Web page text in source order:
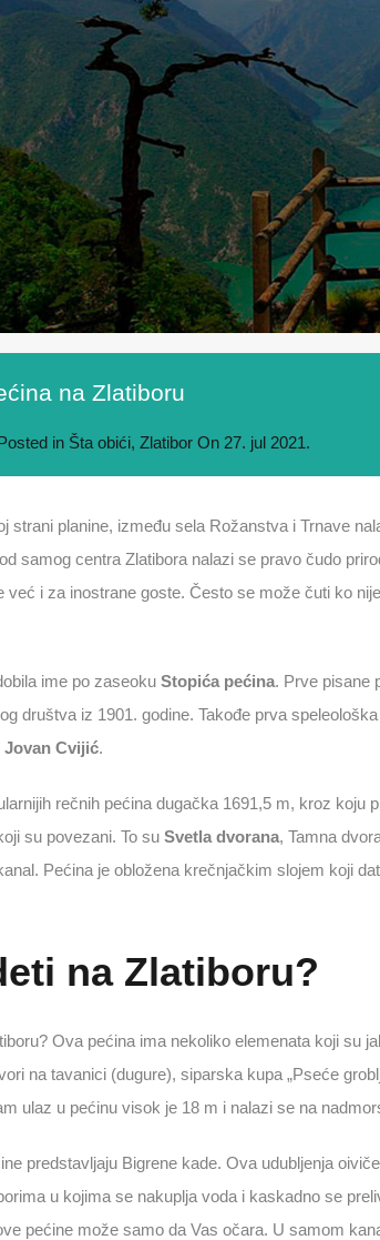
na Zlatiboru
in Šta obići, Zlatibor On 27. jul 2021.
strani planine, između sela Rožanstva i Trnave
samog centra Zlatibora nalazi se pravo čudo
već i za inostrane goste. Često se može čuti ko
ime po zaseoku Stopića pećina. Prve pisane
društva iz 1901. godine. Takođe prva
Jovan Cvijić.
rečnih pećina dugačka 1691,5 m, kroz koju
su povezani. To su Svetla dvorana, Tamna
Pećina je obložena krečnjačkim slojem koji
na Zlatiboru?
Ova pećina ima nekoliko elemenata koji su
na tavanici (dugure), siparska kupa „Pseće
ulaz u pećinu visok je 18 m i nalazi se na
predstavljaju Bigrene kade. Ova udubljenja
u kojima se nakuplja voda i kaskadno se
pećine može samo da Vas očara. U samom